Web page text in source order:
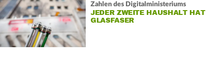
Zahlen des Digitalministeriums
JEDER ZWEITE HAUSHALT HAT
GLASFASER